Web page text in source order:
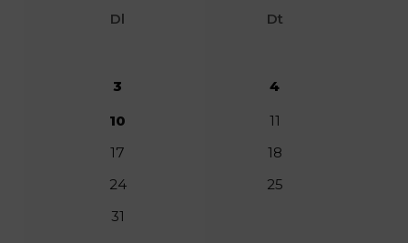
Dl Dt
3
4
10
11
17
18
24
25
31